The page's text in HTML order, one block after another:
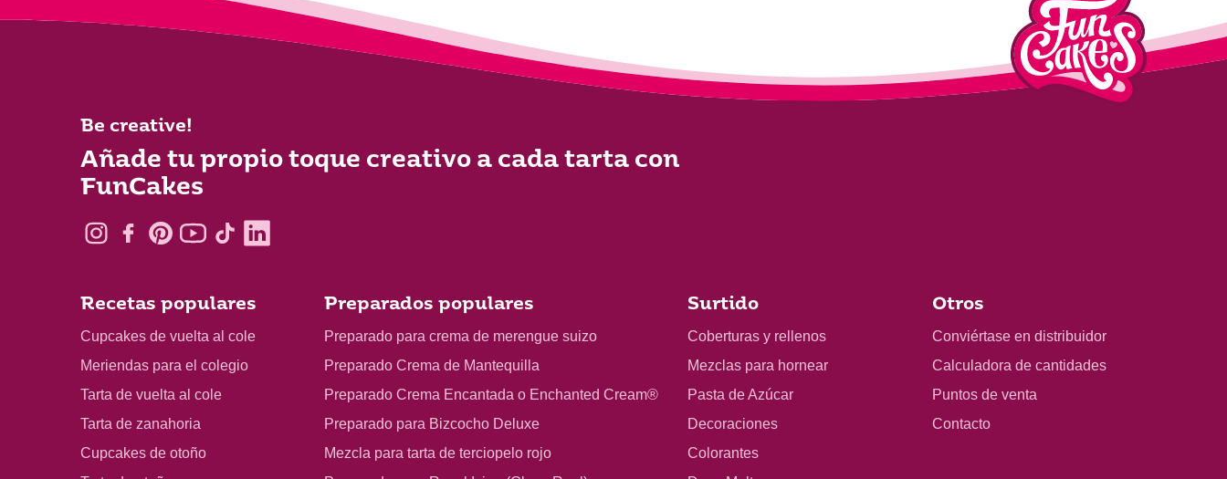
Be creative!
Añade tu propio toque creativo a cada tarta con
FunCakes
Recetas populares
Cupcakes de vuelta al cole
Meriendas para el colegio
Tarta de vuelta al cole
Tarta de zanahoria
Cupcakes de otoño
Preparados populares
Preparado para crema de merengue suizo
Preparado Crema de Mantequilla
Preparado Crema Encantada o Enchanted Cream®
Preparado para Bizcocho Deluxe
Mezcla para tarta de terciopelo rojo
Surtido
Coberturas y rellenos
Mezclas para hornear
Pasta de Azúcar
Decoraciones
Colorantes
Otros
Conviértase en distribuidor
Calculadora de cantidades
Puntos de venta
Contacto